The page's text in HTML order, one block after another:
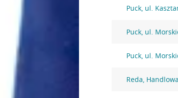
Puck, ul.
Puck, ul.
Puck, ul.
Reda,